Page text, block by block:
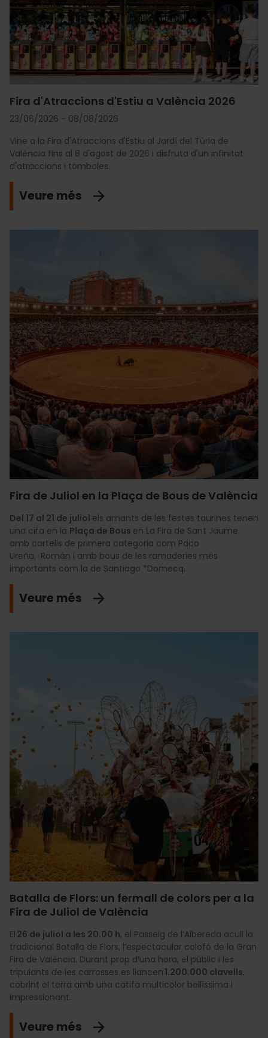
Fira d'Atraccions d'Estiu a València 2026
23/06/2026 - 08/08/2026
Vine a la Fira d'Atraccions d'Estiu al Jardí del Túria de
València fins al 8 d'agost de 2026 i disfruta d'un infinitat
d'atraccions i tómboles.
Veure més
Fira de Juliol en la Plaça de Bous de València
Del 17 al 21 de juliol els amants de les festes taurines tenen
una cita en la Plaça de Bous en La Fira de Sant Jaume,
amb cartells de primera categoria com Paco
Ureña, Román i amb bous de les ramaderies més
importants com la de Santiago *Domecq.
Veure més
Batalla de Flors: un fermall de colors per a la
Fira de Juliol de València
El 26 de juliol a les 20.00 h, el Passeig de l’Albereda acull la
tradicional Batalla de Flors, l’espectacular colofó de la Gran
Fira de València. Durant prop d’una hora, el públic i les
tripulants de les carrosses es llancen 1.200.000 clavells,
cobrint el terra amb una catifa multicolor bellíssima i
impressionant.
Veure més